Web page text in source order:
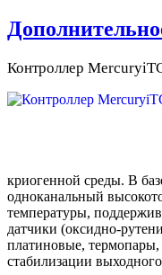
Контроллер
криогенной среды. В
одноканальный
температуры,
датчики (оксидно-
платиновые,
стабилизации